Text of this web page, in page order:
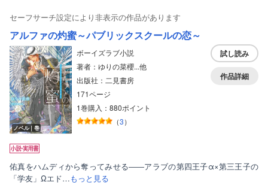
セーフサーチ設定により非表示の作品があります
アルファの灼蜜～パブリックスクールの恋～
ノベル｜巻
ボーイズラブ小説
著者：ゆりの菜櫻...他
出版社：二見書房
171ページ
1巻購入：880ポイント
（3）
試し読み
作品詳細
佑真をハムディから奪ってみせる――アラブの第四王子α×第三王子の
「学友」Ωエド…もっと見る